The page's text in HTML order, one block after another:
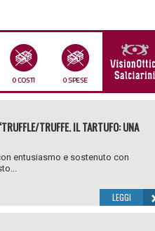
TRUFFE. IL TARTUFO: UNA
entusiasmo e sostenuto con
LEGGI